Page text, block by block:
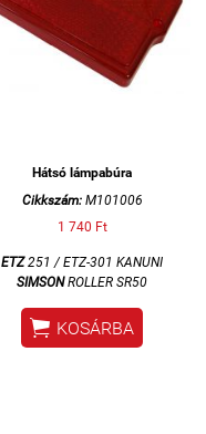
Hátsó lámpabúra
Cikkszám:M101006
1 740 Ft
ETZ251 /ETZ-301 KANUNI
SIMSONROLLER SR50
 KOSÁRBA